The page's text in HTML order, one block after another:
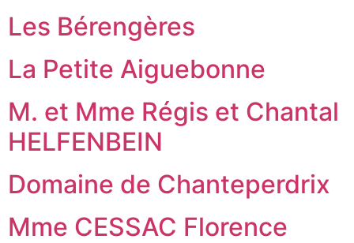
Les Bérengères
La Petite Aiguebonne
M. et Mme Régis et Chantal
HELFENBEIN
Domaine de Chanteperdrix
Mme CESSAC Florence